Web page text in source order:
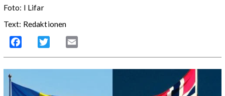
Foto: I Lifar
Text: Redaktionen
Facebook Twitter